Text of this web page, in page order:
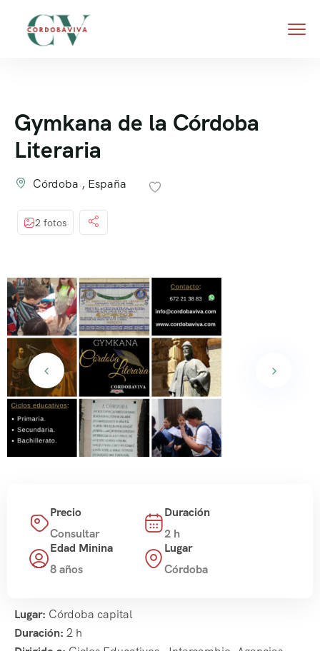
Gymkana de la Córdoba
Literaria
Córdoba , España
2 fotos
Precio
Consultar
Duración
2 h
Edad Minina
8 años
Lugar
Córdoba
Lugar: Córdoba capital
Duración: 2 h